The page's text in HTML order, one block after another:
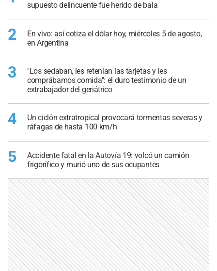
supuesto delincuente fue herido de bala
2
En vivo: así cotiza el dólar hoy, miércoles 5 de agosto,
en Argentina
3
"Los sedaban, les retenían las tarjetas y les
comprábamos comida": el duro testimonio de un
extrabajador del geriátrico
4
Un ciclón extratropical provocará tormentas severas y
ráfagas de hasta 100 km/h
5
Accidente fatal en la Autovía 19: volcó un camión
frigorífico y murió uno de sus ocupantes